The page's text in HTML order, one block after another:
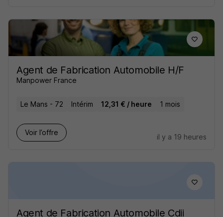
Agent de Fabrication Automobile H/F
Manpower France
Le Mans - 72 Intérim 12,31 € / heure 1 mois
Voir l’offre
il y a 19 heures
Agent de Fabrication Automobile Cdii